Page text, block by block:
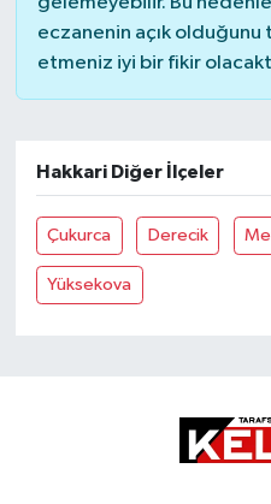
eczanenin açık olduğunu
etmeniz iyi bir fikir
Hakkari Diğer İlçeler
Çukurca Derecik
Yüksekova